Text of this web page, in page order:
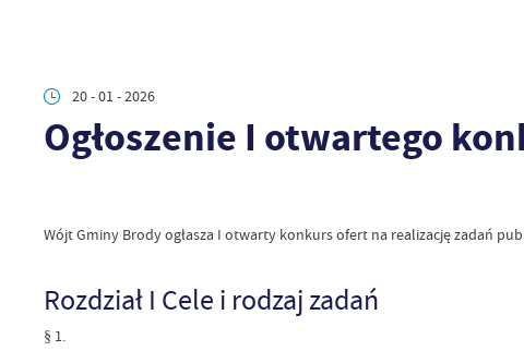
20 - 01 - 2026
Ogłoszenie I otwartego
Wójt Gminy Brody ogłasza I otwarty konkurs ofert na realizację zadań
Rozdział I Cele i rodzaj zadań
§ 1.